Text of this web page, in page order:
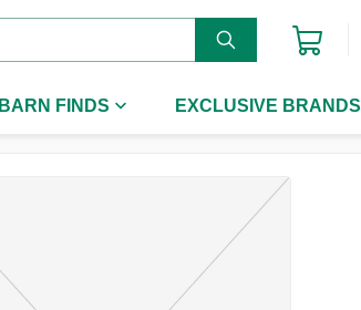
BARN FINDS EXCLUSIVE BRANDS